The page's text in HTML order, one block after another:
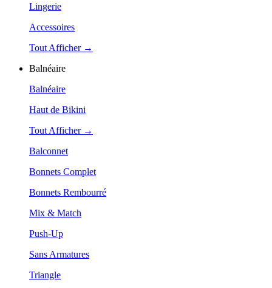
Lingerie
Accessoires
Tout Afficher →
Balnéaire
Balnéaire
Haut de Bikini
Tout Afficher →
Balconnet
Bonnets Complet
Bonnets Rembourré
Mix & Match
Push-Up
Sans Armatures
Triangle